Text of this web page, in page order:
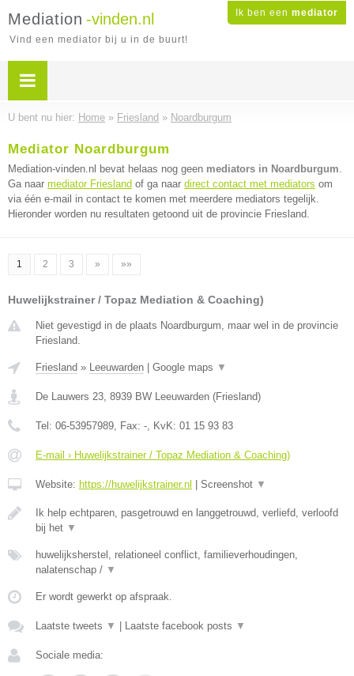
Ik ben een mediator
Mediation -vinden.nl
Vind een mediator bij u in de buurt!
U bent nu hier: Home » Friesland » Noardburgum
Mediator Noardburgum
Mediation-vinden.nl bevat helaas nog geen mediators in Noardburgum.
Ga naar mediator Friesland of ga naar direct contact met mediators om
via één e-mail in contact te komen met meerdere mediators tegelijk.
Hieronder worden nu resultaten getoond uit de provincie Friesland.
1 2 3 » »»
Huwelijkstrainer / Topaz Mediation & Coaching)
Niet gevestigd in de plaats Noardburgum, maar wel in de provincie
Friesland.
Friesland » Leeuwarden Google maps ▼
De Lauwers 23, 8939 BW Leeuwarden (Friesland)
Tel: 06-53957989, Fax: -, KvK: 01 15 93 83
E-mail › Huwelijkstrainer / Topaz Mediation & Coaching)
Website: https://huwelijkstrainer.nl Screenshot ▼
Ik help echtparen, pasgetrouwd en langgetrouwd, verliefd, verloofd
bij het ▼
huwelijksherstel, relationeel conflict, familieverhoudingen,
nalatenschap / ▼
Er wordt gewerkt op afspraak.
Laatste tweets ▼ Laatste facebook posts ▼
Sociale media: